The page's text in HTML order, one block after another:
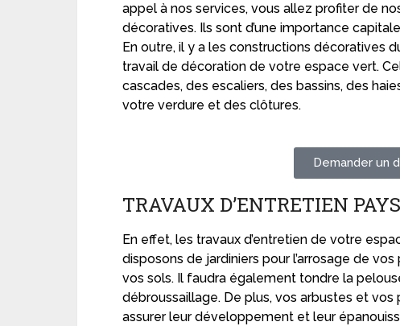
appel à nos services, vous allez profiter de
décoratives. Ils sont d’une importance
En outre, il y a les constructions décoratives
travail de décoration de votre espace vert.
cascades, des escaliers, des bassins, des
votre verdure et des clôtures.
Demander un
TRAVAUX D’ENTRETIEN
En effet, les travaux d’entretien de votre
disposons de jardiniers pour l’arrosage de
vos sols. Il faudra également tondre la
débroussaillage. De plus, vos arbustes et vos
assurer leur développement et leur